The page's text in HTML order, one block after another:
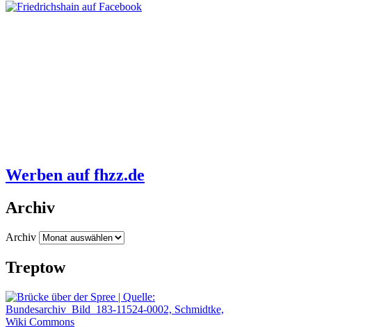
Werben auf fhzz.de
Archiv
Archiv
Treptow